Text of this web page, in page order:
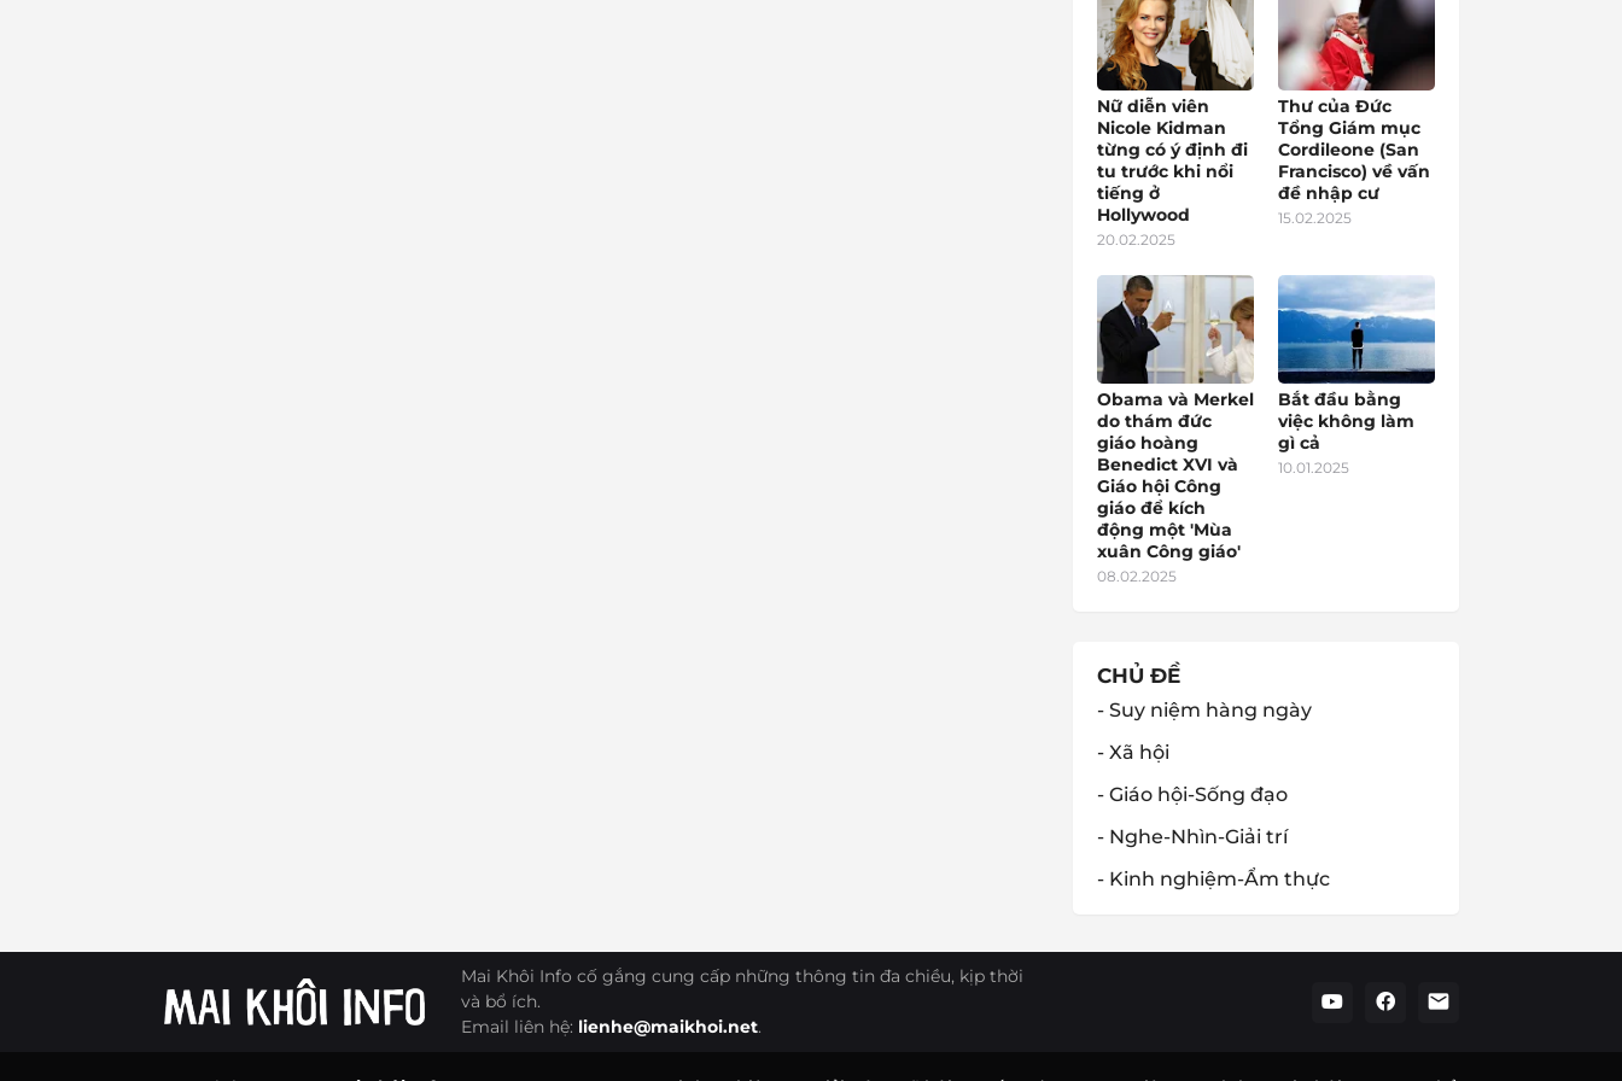
Nữ diễn viên
Nicole Kidman
từng có ý định đi
tu trước khi nổi
tiếng ở
Hollywood
20.02.2025
Thư của Đức
Tổng Giám mục
Cordileone (San
Francisco) về vấn
đề nhập cư
15.02.2025
Obama và Merkel
do thám đức
giáo hoàng
Benedict XVI và
Giáo hội Công
giáo để kích
động một 'Mùa
xuân Công giáo'
08.02.2025
Bắt đầu bằng
việc không làm
gì cả
10.01.2025
CHỦ ĐỀ
- Suy niệm hàng ngày
- Xã hội
- Giáo hội-Sống đạo
- Nghe-Nhìn-Giải trí
- Kinh nghiệm-Ẩm thực
Mai Khôi Info cố gắng cung cấp những thông tin đa chiều, kịp thời
và bổ ích.
Email liên hệ: lienhe@maikhoi.net.